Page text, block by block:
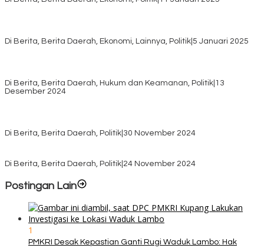
Di Berita, Berita Daerah, Ekonomi, Lainnya, Politik 5 Januari 2025
Di Berita, Berita Daerah, Hukum dan Keamanan, Politik 13
Desember 2024
Di Berita, Berita Daerah, Politik 30 November 2024
Di Berita, Berita Daerah, Politik 24 November 2024
Postingan Lain
1
PMKRI Desak Kepastian Ganti Rugi Waduk Lambo: Hak